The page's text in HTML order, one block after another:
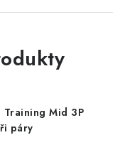
Training Mid 3P
páry